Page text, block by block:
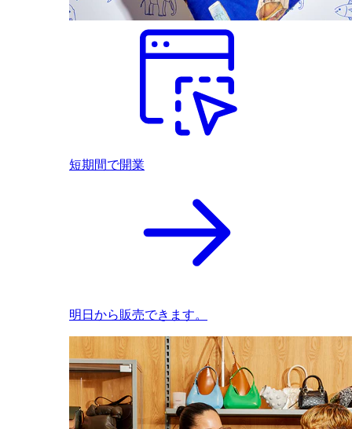
短期間で開業
明日から販売できます。